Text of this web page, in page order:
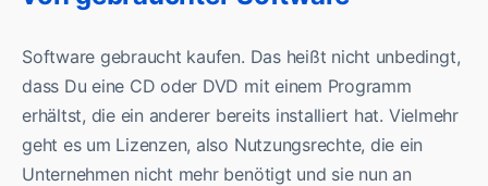
Software gebraucht kaufen. Das heißt nicht unbedingt,
dass Du eine CD oder DVD mit einem Programm
erhältst, die ein anderer bereits installiert hat. Vielmehr
geht es um Lizenzen, also Nutzungsrechte, die ein
Unternehmen nicht mehr benötigt und sie nun an